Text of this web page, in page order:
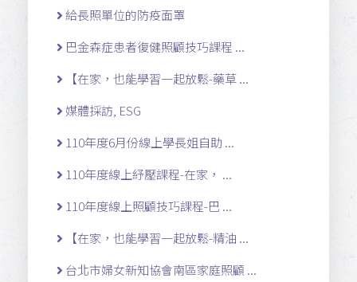
給長照單位的防疫面罩
巴金森症患者復健照顧技巧課程 ...
【在家，也能學習一起放鬆-藥草 ...
媒體採訪, ESG
110年度6月份線上學長姐自助 ...
110年度線上紓壓課程-在家， ...
110年度線上照顧技巧課程-巴 ...
【在家，也能學習一起放鬆-精油 ...
台北市婦女新知協會南區家庭照顧 ...